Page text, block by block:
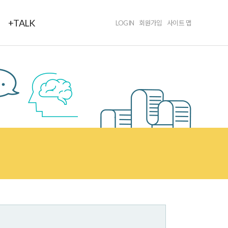
+TALK LOGIN 회원가입 사이트 맵